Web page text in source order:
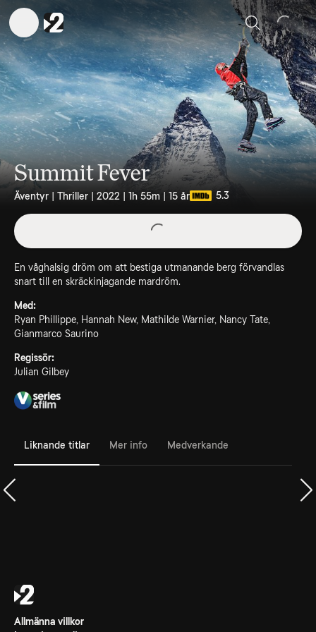
Sök
Summit Fever
Äventyr | Thriller | 2022 | 1h 55m | 15 år 5.3
En våghalsig dröm om att bestiga utmanande berg förvandlas
snart till en skräckinjagande mardröm.
Med:
Ryan Phillippe, Hannah New, Mathilde Warnier, Nancy Tate,
Gianmarco Saurino
Regissör:
Julian Gilbey
Liknande titlar Mer info Medverkande
Allmänna villkor